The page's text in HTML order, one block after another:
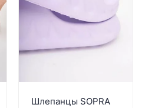
Шлепанцы SOPRA